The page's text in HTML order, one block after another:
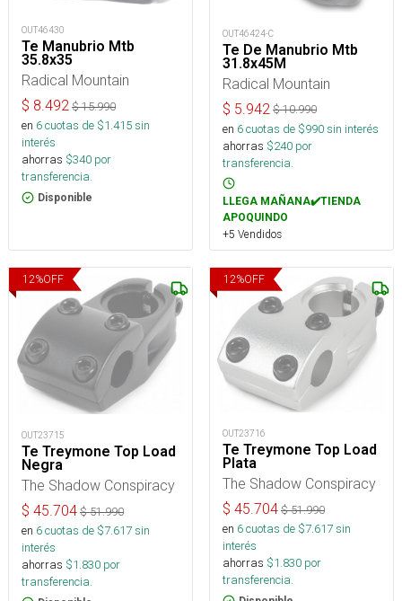
OUT46430
Te Manubrio Mtb
35.8x35
Radical Mountain
$ 8.492 $15.990
en 6cuotas de $1.415sin
interés
ahorras $340 por
transferencia.
Disponible
OUT46424-C
Te De Manubrio Mtb
31.8x45M
Radical Mountain
$ 5.942 $10.990
en 6cuotas de $990sin interés
ahorras $240 por
transferencia.
LLEGA MAÑANA✔️TIENDA
APOQUINDO
+5 Vendidos
12%OFF
OUT23715
Te Treymone Top Load
Negra
The Shadow Conspiracy
$ 45.704 $51.990
en 6cuotas de $7.617sin
interés
ahorras $1.830 por
transferencia.
12%OFF
OUT23716
Te Treymone Top Load
Plata
The Shadow Conspiracy
$ 45.704 $51.990
en 6cuotas de $7.617sin
interés
ahorras $1.830 por
transferencia.